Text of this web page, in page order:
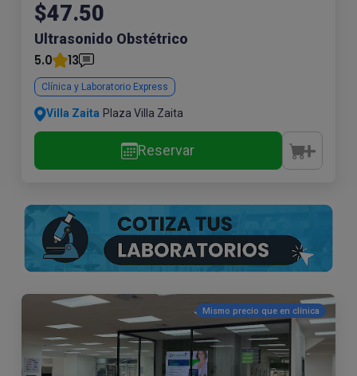
$47.50
Ultrasonido Obstétrico
5.0
13
Clínica y Laboratorio Express
Villa Zaita Plaza Villa Zaita
Reservar
Mismo precio que en clínica